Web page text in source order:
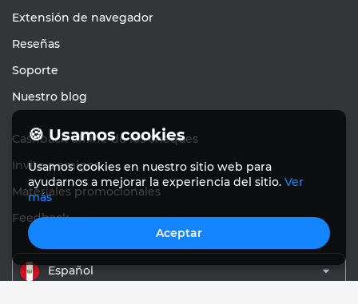
Extensión de navegador
Reseñas
Soporte
Nuestro blog
Cashback offline de los cheques
Invite a amigos
Materiales promocionales
Feedback
Español
🍪 Usamos cookies
Usamos cookies en nuestro sitio web para
ayudarnos a mejorar la experiencia del sitio. Ver
más
Aceptar